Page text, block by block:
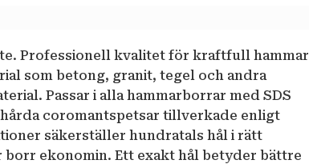
Professionell kvalitet för kraftfull hammar
som betong, granit, tegel och andra
Passar i alla hammarborrar med SDS
coromantspetsar tillverkade enligt
säkerställer hundratals hål i rätt
ekonomin. Ett exakt hål betyder bättre